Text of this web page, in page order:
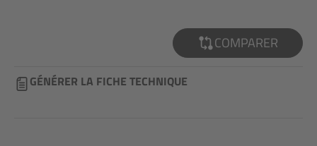
COMPARER
GÉNÉRER LA FICHE TECHNIQUE